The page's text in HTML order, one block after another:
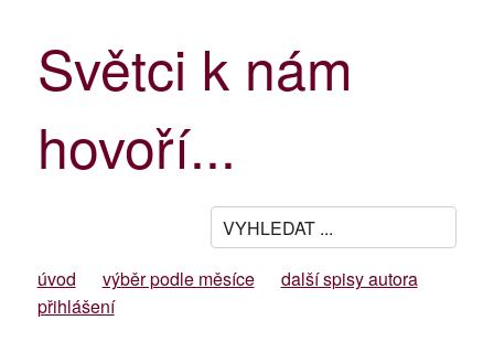
Světci k nám
hovoří...
úvod výběr podle měsíce
další spisy autora
přihlášení